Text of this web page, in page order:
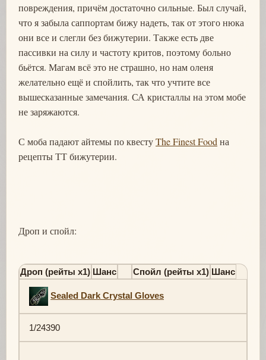
повреждения, причём достаточно сильные. Был случай,
что я забыла саппортам бижу надеть, так от этого нюка
они все и слегли без бижутерии. Также есть две
пассивки на силу и частоту критов, поэтому больно
бьётся. Магам всё это не страшно, но нам оленя
желательно ещё и спойлить, так что учтите все
вышесказанные замечания. СА кристаллы на этом мобе
не заряжаются.
С моба падают айтемы по квестуThe Finest Food на
рецепты ТТ бижутерии.
Дроп и спойл:
Дроп (рейты х1) Шанс Спойл (рейты х1) Шанс
Sealed Dark Crystal Gloves
1/24390